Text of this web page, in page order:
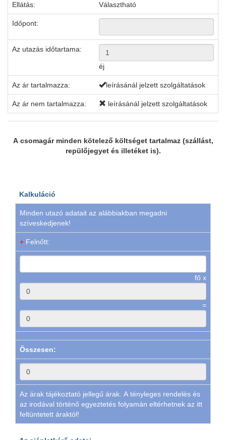
Ellátás: Választható
Időpont:
Az utazás időtartama:
éj
Az ár tartalmazza: leírásánál jelzett szolgáltatások
Az ár nem tartalmazza: leírásánál jelzett szolgáltatások
A csomagár minden kötelező költséget tartalmaz (szállást,
repülőjegyet és illetéket is).
Kalkuláció
Minden utazó adatait az alábbiakban megadni
szíveskedjenek!
+ Felnőtt:
fő x
=
Összesen:
Az árak tájékoztató jellegű árak. A tényleges rendelés és
az irodával történő egyeztetés folyamán eltérhetnek az itt
feltüntetett áraktól!